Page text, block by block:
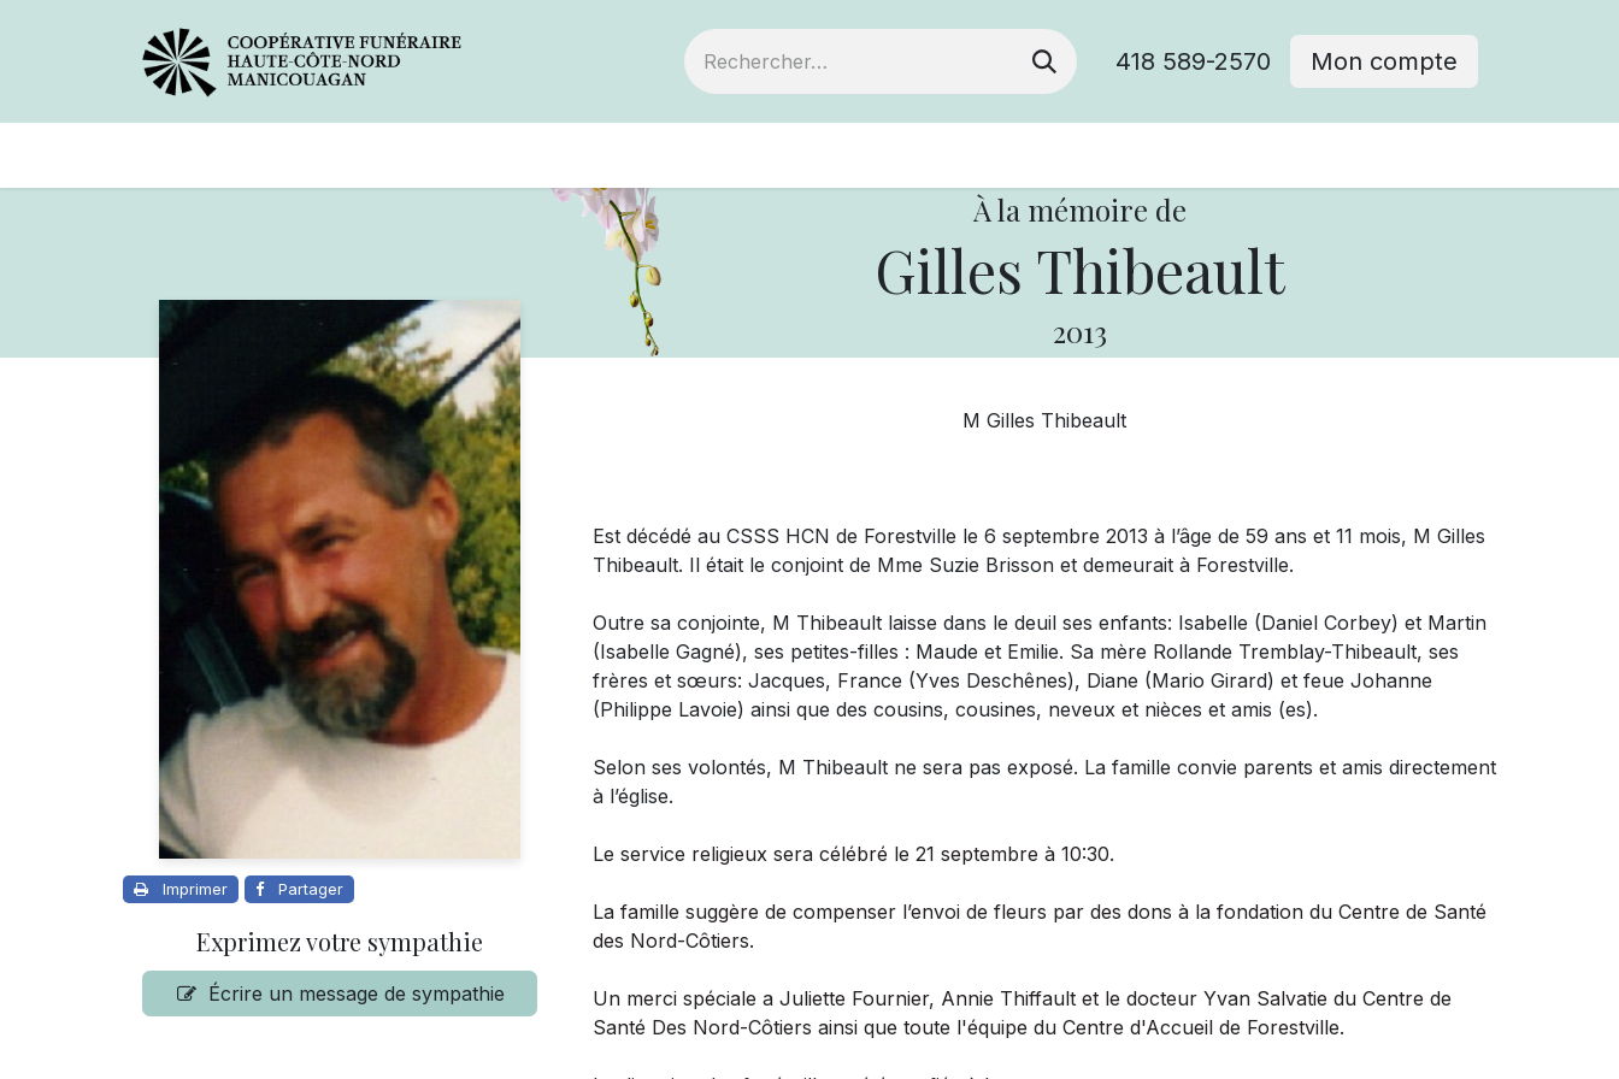
418 589-2570 Mon compte
À la mémoire de
Gilles Thibeault
2013
Imprimer Partager
Exprimez votre sympathie
Écrire un message de sympathie
M Gilles Thibeault
Est décédé au CSSS HCN de Forestville le 6 septembre 2013 à l’âge de 59 ans et 11 mois, M Gilles
Thibeault. Il était le conjoint de Mme Suzie Brisson et demeurait à Forestville.
Outre sa conjointe, M Thibeault laisse dans le deuil ses enfants: Isabelle (Daniel Corbey) et Martin
(Isabelle Gagné), ses petites-filles : Maude et Emilie. Sa mère Rollande Tremblay-Thibeault, ses
frères et sœurs: Jacques, France (Yves Deschênes), Diane (Mario Girard) et feue Johanne
(Philippe Lavoie) ainsi que des cousins, cousines, neveux et nièces et amis (es).
Selon ses volontés, M Thibeault ne sera pas exposé. La famille convie parents et amis directement
à l’église.
Le service religieux sera célébré le 21 septembre à 10:30.
La famille suggère de compenser l’envoi de fleurs par des dons à la fondation du Centre de Santé
des Nord-Côtiers.
Un merci spéciale a Juliette Fournier, Annie Thiffault et le docteur Yvan Salvatie du Centre de
Santé Des Nord-Côtiers ainsi que toute l'équipe du Centre d'Accueil de Forestville.